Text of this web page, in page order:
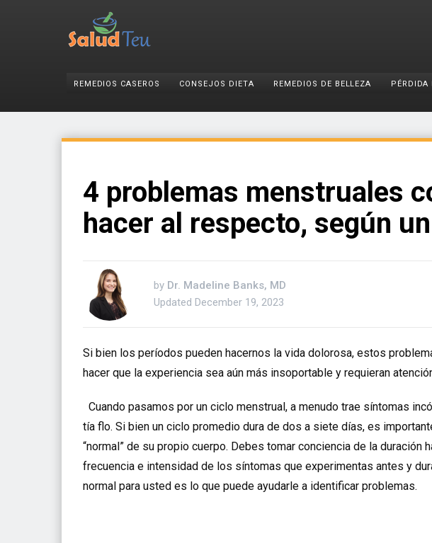
REMEDIOS CASEROS CONSEJOS DIETA REMEDIOS DE BELLEZA PÉRDIDA
4 problemas menstruales
hacer al respecto, según
by Dr. Madeline Banks, MD
Updated December 19, 2023
Si bien los períodos pueden hacernos la vida dolorosa, estos
hacer que la experiencia sea aún más insoportable y requieran
Cuando pasamos por un ciclo menstrual, a menudo trae síntomas
tía flo. Si bien un ciclo promedio dura de dos a siete días, es
“normal” de su propio cuerpo. Debes tomar conciencia de la duración
frecuencia e intensidad de los síntomas que experimentas antes y
normal para usted es lo que puede ayudarle a identificar problemas.